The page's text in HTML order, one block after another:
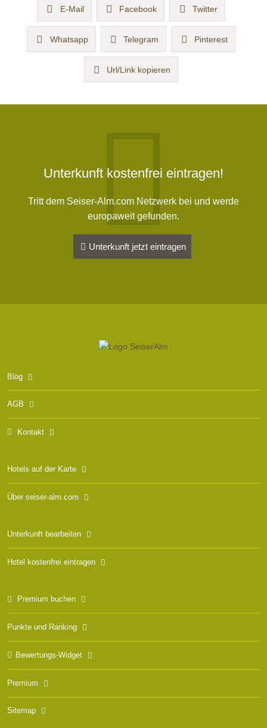
E-Mail Facebook Twitter
Whatsapp Telegram Pinterest
Url/Link kopieren
Unterkunft kostenfrei eintragen!
Tritt dem Seiser-Alm.com Netzwerk bei und werde
europaweit gefunden.
Unterkunft jetzt eintragen
Blog
AGB
Kontakt
Hotels auf der Karte
Über seiser-alm.com
Unterkunft bearbeiten
Hotel kostenfrei eintragen
Premium buchen
Punkte und Ranking
Bewertungs-Widget
Premium
Sitemap